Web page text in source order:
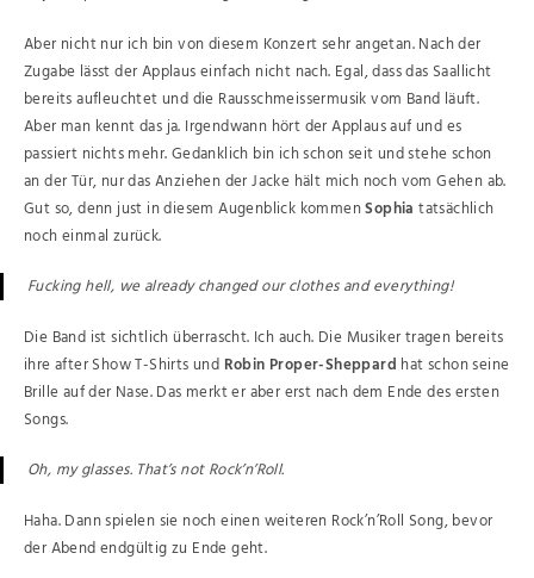
Aber nicht nur ich bin von diesem Konzert sehr angetan. Nach der
Zugabe lässt der Applaus einfach nicht nach. Egal, dass das Saallicht
bereits aufleuchtet und die Rausschmeissermusik vom Band läuft.
Aber man kennt das ja. Irgendwann hört der Applaus auf und es
passiert nichts mehr. Gedanklich bin ich schon seit und stehe schon
an der Tür, nur das Anziehen der Jacke hält mich noch vom Gehen ab.
Gut so, denn just in diesem Augenblick kommenSophiatatsächlich
noch einmal zurück.
Fucking hell, we already changed our clothes and everything!
Die Band ist sichtlich überrascht. Ich auch. Die Musiker tragen bereits
ihre after Show T-Shirts und Robin Proper-Sheppard hat schon seine
Brille auf der Nase. Das merkt er aber erst nach dem Ende des ersten
Songs.
Oh, my glasses. That’s not Rock’n’Roll.
Haha. Dann spielen sie noch einen weiteren Rock’n’Roll Song, bevor
der Abend endgültig zu Ende geht.